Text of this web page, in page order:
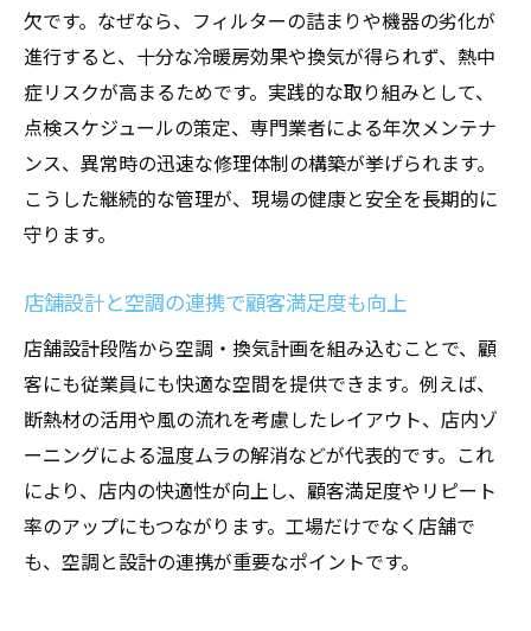
欠です。なぜなら、フィルターの詰まりや機器の劣化が
進行すると、十分な冷暖房効果や換気が得られず、熱中
症リスクが高まるためです。実践的な取り組みとして、
点検スケジュールの策定、専門業者による年次メンテナ
ンス、異常時の迅速な修理体制の構築が挙げられます。
こうした継続的な管理が、現場の健康と安全を長期的に
守ります。
店舗設計と空調の連携で顧客満足度も向上
店舗設計段階から空調・換気計画を組み込むことで、顧
客にも従業員にも快適な空間を提供できます。例えば、
断熱材の活用や風の流れを考慮したレイアウト、店内ゾ
ーニングによる温度ムラの解消などが代表的です。これ
により、店内の快適性が向上し、顧客満足度やリピート
率のアップにもつながります。工場だけでなく店舗で
も、空調と設計の連携が重要なポイントです。